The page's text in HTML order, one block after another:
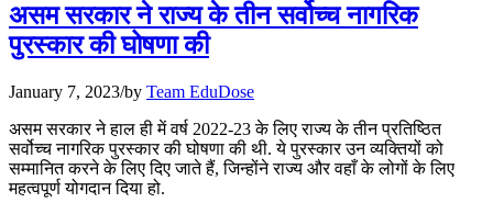
📝 डेली करेंट अफेयर्स: 25-27 जुलाई 2026
📝 डेली करेंट अफेयर्स: 22-24 जुलाई 2026
July 22, 2026
📝 डेली करेंट अफेयर्स: 19-21 जुलाई 2026
असम सरकार ने राज्य के तीन सर्वोच्च नागरिक
पुरस्कार की घोषणा की
January 7, 2023/by Team EduDose
असम सरकार ने हाल ही में वर्ष 2022-23 के लिए राज्य के तीन प्रतिष्ठित
सर्वोच्च नागरिक पुरस्कार की घोषणा की थी. ये पुरस्कार उन व्यक्तियों को
सम्मानित करने के लिए दिए जाते हैं, जिन्होंने राज्य और वहाँ के लोगों के लिए
महत्वपूर्ण योगदान दिया हो.